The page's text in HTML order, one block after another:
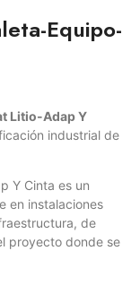
Equipo-
Litio-Adap Y
industrial de
Y Cinta es un
en instalaciones
de
proyecto donde se